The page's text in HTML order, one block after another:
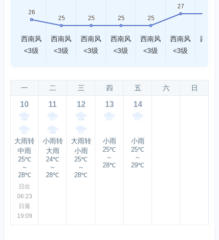
西南风
<3级
西南风
<3级
西南风
<3级
西南风
<3级
西南风
<3级
西南风
<3级
西南
一 二 三 四 五 六 日
10
大雨转
中雨
25℃
～
28℃
日出
06:23
日落
19:09
11
小雨转
大雨
24℃
～
28℃
12
大雨转
小雨
25℃
～
28℃
13
小雨
25℃
～
28℃
14
小雨
25℃
～
29℃